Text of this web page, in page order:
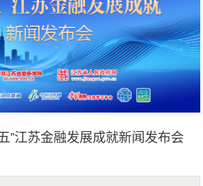
”江苏金融发展成就新闻发布会